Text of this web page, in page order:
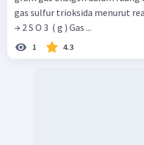
gas sulfur trioksida menurut reaksi: 2 S O 2 ​ ( g ) + O
→ 2 S O 3 ​ ( g ) Gas ...
1 4.3